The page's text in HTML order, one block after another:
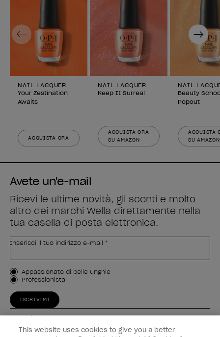
NAIL LACQUER
Your Zestination
Awaits
ACQUISTA ORA
NAIL LACQUER
Keep It Surreal
ACQUISTA ORA
SU AMAZON
NAIL
Beauty
Popout
ACQUISTA
SU AMAZON
Previous Next
Avete un'e-mail
Ricevi le ultime novità, gli sconti e molto
altro dei marchi Wella direttamente nella
tua casella di posta elettronica.
Inserisci il tuo indirizzo e-mail *
Tipo di cliente
Appassionato di belle unghie
Professionista
ISCRIVIMI
Esperienza
This website uses cookies to give you a better